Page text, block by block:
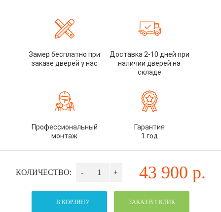
Замер бесплатно при
заказе дверей у нас
Доставка 2-10 дней при
наличии дверей на
складе
Профессиональный
монтаж
Гарантия
1 год
КОЛИЧЕСТВО: - + 43 900 р.
В КОРЗИНУ ЗАКАЗ В 1 КЛИК